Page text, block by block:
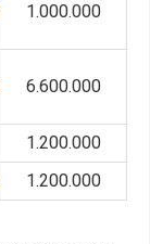
1.000.000
6.600.000
1.200.000
1.200.000